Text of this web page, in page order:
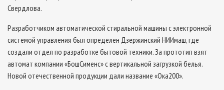
Свердлова.
Разработчиком автоматической стиральной машины с электронной
системой управления был определен Дзержинский НИИмаш, где
создали отдел по разработке бытовой техники. За прототип взят
автомат компании «Бош­Сименс» с вертикальной загрузкой белья.
Новой отечественной продукции дали название «Ока­200».